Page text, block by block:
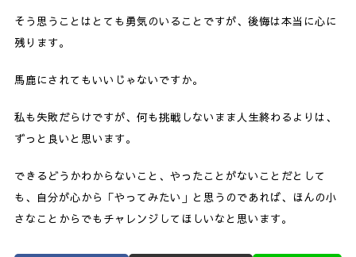
そう思うことはとても勇気のいることですが、後悔は本当に心に
残ります。
馬鹿にされてもいいじゃないですか。
私も失敗だらけですが、何も挑戦しないまま人生終わるよりは、
ずっと良いと思います。
できるどうかわからないこと、やったことがないことだとして
も、自分が心から「やってみたい」と思うのであれば、ほんの小
さなことからでもチャレンジしてほしいなと思います。